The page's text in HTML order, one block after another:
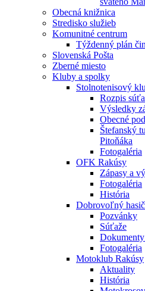
Obecná knižnica
Stredisko služieb
Komunitné centrum
Týždenný plán
Slovenská Pošta
Zberné miesto
Kluby a spolky
Stolnotenisový
Rozpis
Výsledky
Obecné
Štefanský
Pitoňáka
Fotogaléria
OFK Rakúsy
Zápasy a
Fotogaléria
História
Dobrovoľný
Pozvánky
Súťaže
Fotogaléria
Motoklub Rakúsy
Aktuality
História